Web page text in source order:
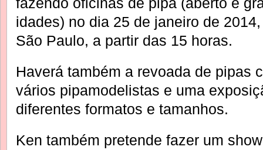
idades) no dia 25 de janeiro de
São Paulo, a partir das 15 horas.
Haverá também a revoada de pipas
vários pipamodelistas e uma
diferentes formatos e tamanhos.
Ken também pretende fazer um